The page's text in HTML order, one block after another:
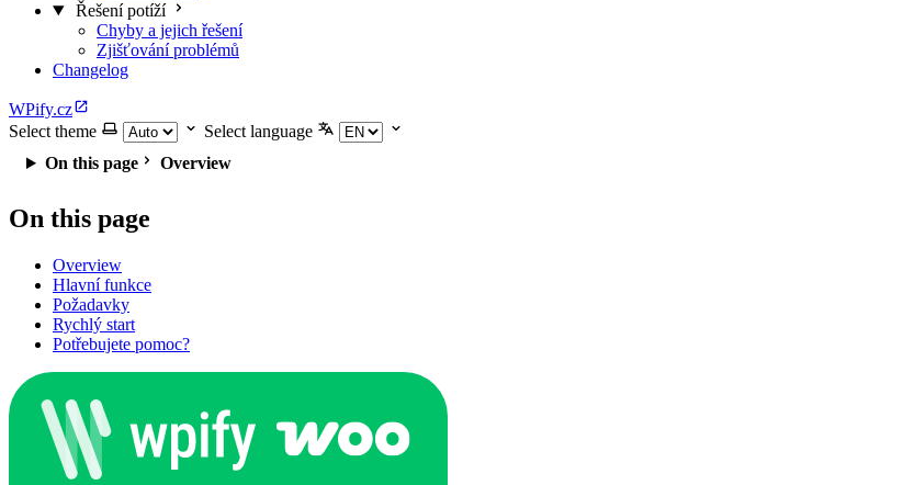
Řešení potíží
Chyby a jejich řešení
Zjišťování problémů
Changelog
WPify.cz
Select theme
Select language
On this page
Overview
On this page
Overview
Hlavní funkce
Požadavky
Rychlý start
Potřebujete pomoc?